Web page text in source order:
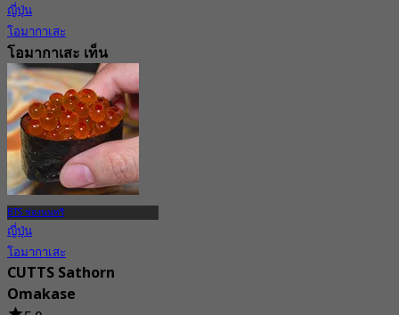
ญี่ปุ่น
โอมากาเสะ
โอมากาเสะ เท็น
4.8
2.4K การจอง
จาก฿ 1,999
BTS ช่องนนทรี
ญี่ปุ่น
โอมากาเสะ
CUTTS Sathorn
Omakase